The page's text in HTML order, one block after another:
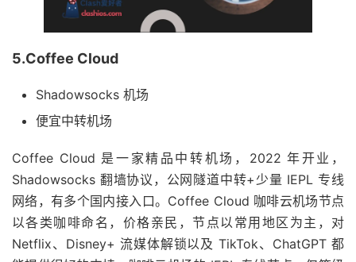
5.Coffee Cloud
Shadowsocks 机场
便宜中转机场
Coffee Cloud 是一家精品中转机场，2022 年开业，
Shadowsocks 翻墙协议，公网隧道中转+少量 IEPL 专线
网络，有多个国内接入口。Coffee Cloud 咖啡云机场节点
以各类咖啡命名，价格亲民，节点以常用地区为主，对
Netflix、Disney+ 流媒体解锁以及 TikTok、ChatGPT 都